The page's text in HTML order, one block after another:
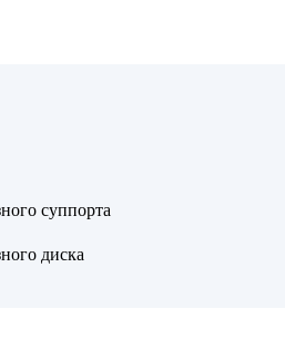
суппорта
диска